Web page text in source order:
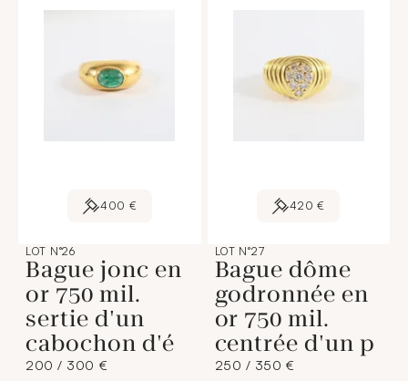
400 €
LOT N°26
Bague jonc en
or 750 mil.
sertie d'un
cabochon d'é
200 / 300 €
420 €
LOT N°27
Bague dôme
godronnée en
or 750 mil.
centrée d'un p
250 / 350 €